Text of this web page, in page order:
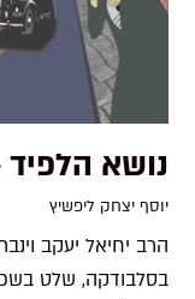
נושא הלפיד
יוסף יצחק ליפשיץ
הרב יחיאל יעקב
בסלבודקה, שלט